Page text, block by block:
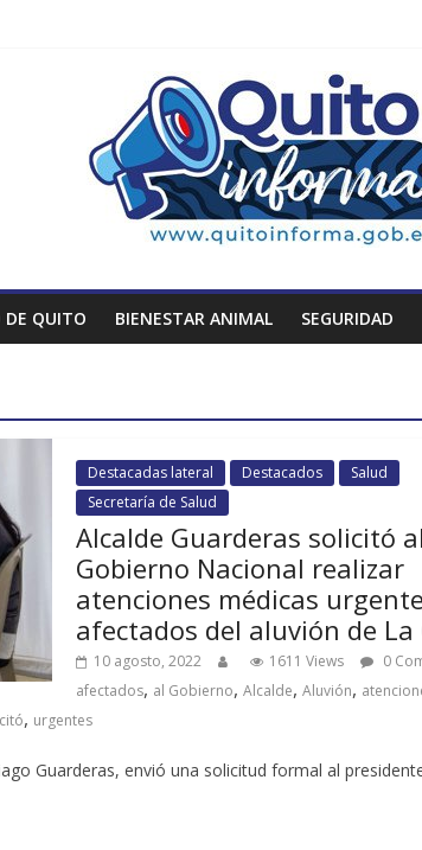
DE QUITO BIENESTAR ANIMAL SEGURIDAD
Destacadas lateral Destacados
Salud
Secretaría de Salud
Alcalde Guarderas solicitó al
Gobierno Nacional realizar
atenciones médicas
afectados del aluvión de La
10 agosto, 2022 1611 Views
0
afectados, al Gobierno, Alcalde, Aluvión,
, urgentes
Guarderas, envió una solicitud formal al